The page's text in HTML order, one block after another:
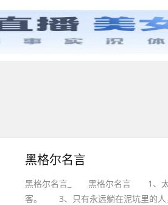
首页 育儿知识 育儿问答
黑格尔名言
黑格尔名言_ 黑格尔名言 1、太
客。 3、只有永远躺在泥坑里的